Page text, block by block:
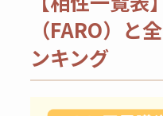
（FARO）と
ンキング